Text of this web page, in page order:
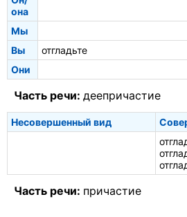
она
Мы
Вы
отгладьте
Они
Часть речи: деепричастие
Несовершенный вид
Часть речи: причастие